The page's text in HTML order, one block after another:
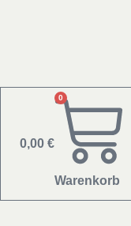
0,00 €
0
Warenkorb